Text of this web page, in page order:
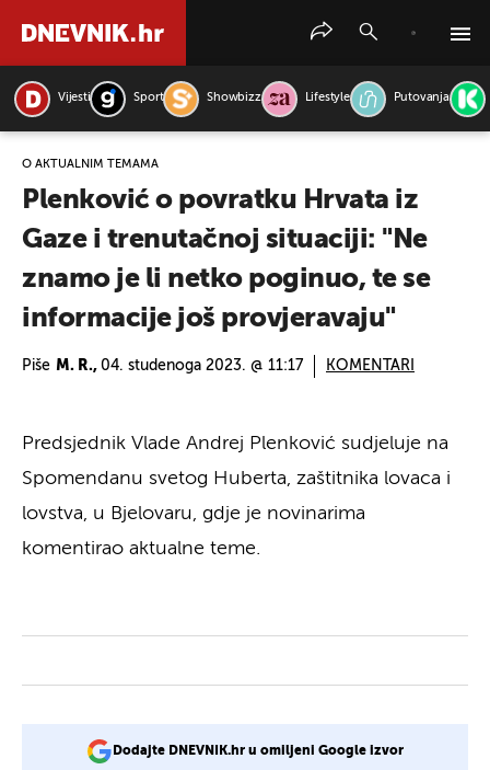
Vijesti Sport Showbizz Lifestyle Putovanja
O AKTUALNIM TEMAMA
Plenković o povratku Hrvata iz
Gaze i trenutačnoj situaciji: "Ne
znamo je li netko poginuo, te se
informacije još provjeravaju"
Piše M. R., 04. studenoga 2023. @ 11:17 KOMENTARI
Predsjednik Vlade Andrej Plenković sudjeluje na
Spomendanu svetog Huberta, zaštitnika lovaca i
lovstva, u Bjelovaru, gdje je novinarima
komentirao aktualne teme.
Dodajte DNEVNIK.hr u omiljeni Google izvor
PRETRAŽITE VIJESTI